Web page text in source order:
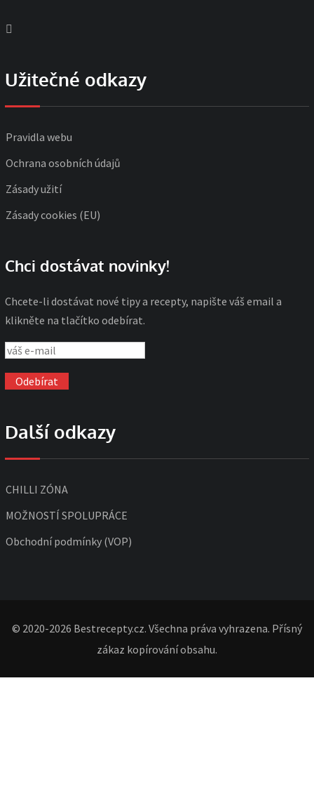
Užitečné odkazy
Pravidla webu
Ochrana osobních údajů
Zásady užití
Zásady cookies (EU)
Chci dostávat novinky!
Chcete-li dostávat nové tipy a recepty, napište váš email a
klikněte na tlačítko odebírat.
Další odkazy
CHILLI ZÓNA
MOŽNOSTÍ SPOLUPRÁCE
Obchodní podmínky (VOP)
© 2020-2026 Bestrecepty.cz. Všechna práva vyhrazena. Přísný
zákaz kopírování obsahu.